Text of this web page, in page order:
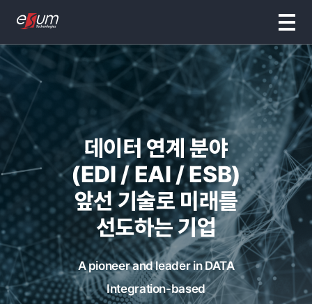
데이터 연계 분야
(EDI / EAI / ESB)
앞선 기술로 미래를
선도하는 기업
A pioneer and leader in DATA
Integration-based